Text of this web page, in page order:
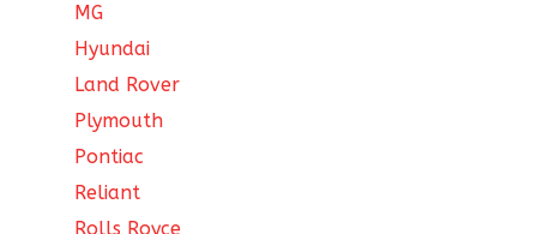
MG
Hyundai
Land Rover
Plymouth
Pontiac
Reliant
Rolls Royce